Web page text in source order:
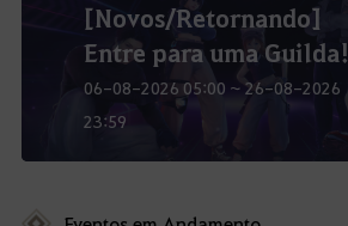
[Novos/Retornando]
Entre para uma Guilda!
06-08-2026 05:00 ~ 26-08-2026
23:59